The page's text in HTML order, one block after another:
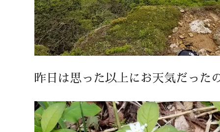
昨日は思った以上にお天気だった